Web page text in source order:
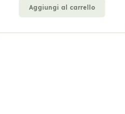
Aggiungi al carrello